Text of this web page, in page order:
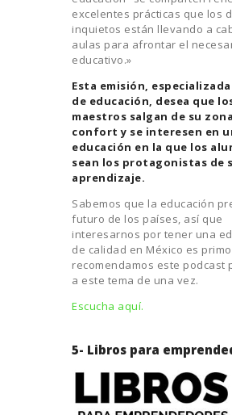
excelentes prácticas que los
inquietos están llevando a
aulas para afrontar el
educativo.»
Esta emisión,
de educación, desea que
maestros salgan de su
confort y se interesen en
educación en la que los
sean los protagonistas de
aprendizaje.
Sabemos que la educación
futuro de los países, así que
interesarnos por tener una
de calidad en México es
recomendamos este podcast
a este tema de una vez.
Escucha aquí.
5- Libros para